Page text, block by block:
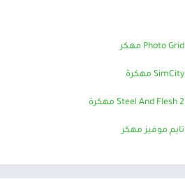
Photo Grid مهكر
SimCity مهكرة
Steel And Flesh 2 مهكرة
تايم موفيز مهكر